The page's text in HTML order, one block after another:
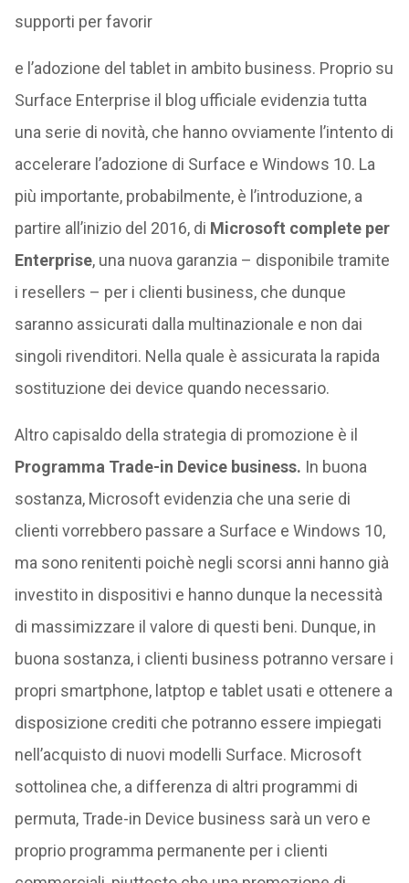
supporti per favorir
e l’adozione del tablet in ambito business. Proprio su
Surface Enterprise il blog ufficiale evidenzia tutta
una serie di novità, che hanno ovviamente l’intento di
accelerare l’adozione di Surface e Windows 10. La
più importante, probabilmente, è l’introduzione, a
partire all’inizio del 2016, di Microsoft complete per
Enterprise, una nuova garanzia – disponibile tramite
i resellers – per i clienti business, che dunque
saranno assicurati dalla multinazionale e non dai
singoli rivenditori. Nella quale è assicurata la rapida
sostituzione dei device quando necessario.
Altro capisaldo della strategia di promozione è il
Programma Trade-in Device business. In buona
sostanza, Microsoft evidenzia che una serie di
clienti vorrebbero passare a Surface e Windows 10,
ma sono renitenti poichè negli scorsi anni hanno già
investito in dispositivi e hanno dunque la necessità
di massimizzare il valore di questi beni. Dunque, in
buona sostanza, i clienti business potranno versare i
propri smartphone, latptop e tablet usati e ottenere a
disposizione crediti che potranno essere impiegati
nell’acquisto di nuovi modelli Surface. Microsoft
sottolinea che, a differenza di altri programmi di
permuta, Trade-in Device business sarà un vero e
proprio programma permanente per i clienti